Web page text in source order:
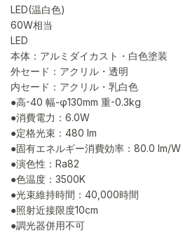
LED(温白色)
60W相当
LED
本体：アルミダイカスト・白色塗装
外セード：アクリル・透明
内セード：アクリル・乳白色
●高-40 幅-φ130mm 重-0.3kg
●消費電力：6.0W
●定格光束：480 lm
●固有エネルギー消費効率：80.0 lm/W
●演色性：Ra82
●色温度：3500K
●光束維持時間：40,000時間
●照射近接限度10cm
●調光器併用不可